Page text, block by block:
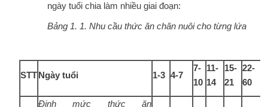
ngày tuổi chia làm nhiều giai đoạn:
Bảng 1. 1. Nhu cầu thức ăn chăn nuôi cho từng lứa
STTNgày tuổi 1-3 4-7
7-
10
11-
14
15-
21
22-
60
Định mức thức
ăn